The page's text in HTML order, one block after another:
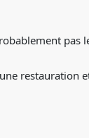
pas
restauration